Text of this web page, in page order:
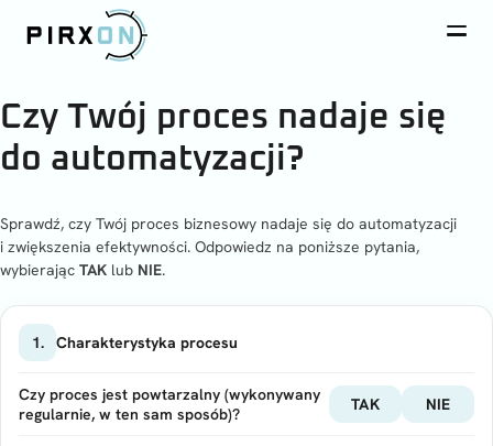
Czy Twój proces nadaje się
do automatyzacji?
Sprawdź, czy Twój proces biznesowy nadaje się do automatyzacji
i zwiększenia efektywności. Odpowiedz na poniższe pytania,
wybierając TAK lub NIE.
1. Charakterystyka procesu
Czy proces jest powtarzalny (wykonywany
regularnie, w ten sam sposób)?
TAK NIE